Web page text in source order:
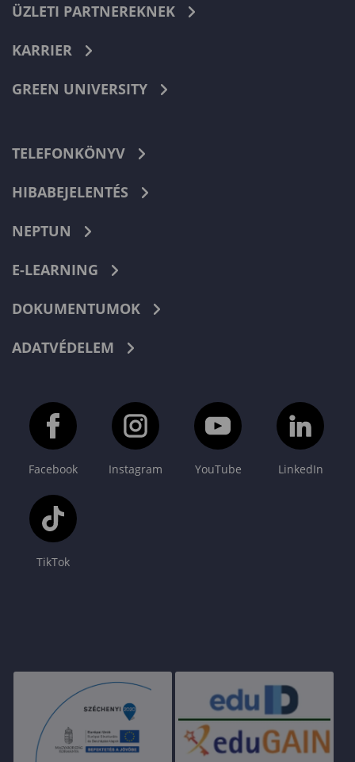
ÜZLETI PARTNEREKNEK
KARRIER
GREEN UNIVERSITY
TELEFONKÖNYV
HIBABEJELENTÉS
NEPTUN
E-LEARNING
DOKUMENTUMOK
ADATVÉDELEM
Facebook Instagram YouTube LinkedIn
TikTok